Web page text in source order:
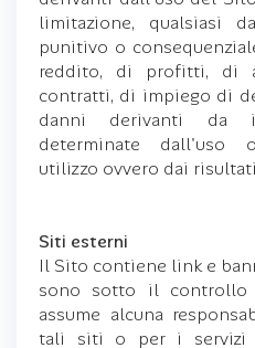
limitazione, qualsiasi
punitivo o
reddito, di profitti, di
contratti, di impiego di
danni derivanti da
determinate dall'uso
utilizzo ovvero dai
Siti esterni
Il Sito contiene link e
sono sotto il controllo
assume alcuna
tali siti o per i servizi